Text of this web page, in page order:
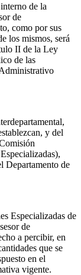
de la
de
como por sus
los mismos, será
II de la Ley
de las
y del
Departamento de
Especializadas de
de
a percibir, en
que se
en el
vigente.